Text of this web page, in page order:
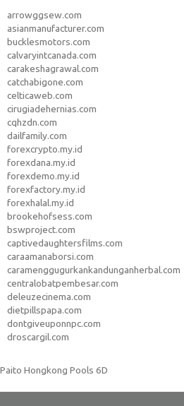
arrowggsew.com
asianmanufacturer.com
bucklesmotors.com
calvaryintcanada.com
carakeshagrawal.com
catchabigone.com
celticaweb.com
cirugiadehernias.com
cqhzdn.com
dailfamily.com
forexcrypto.my.id
forexdana.my.id
forexdemo.my.id
forexfactory.my.id
forexhalal.my.id
brookehofsess.com
bswproject.com
captivedaughtersfilms.com
caraamanaborsi.com
caramenggugurkankandunganherbal.com
centralobatpembesar.com
deleuzecinema.com
dietpillspapa.com
dontgiveuponnpc.com
droscargil.com
Paito Hongkong Pools 6D